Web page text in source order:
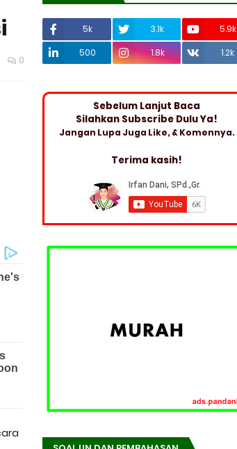
0
5k 3.1k
5.9k
500
1.8k 1.2k
Sebelum Lanjut Baca
Silahkan Subscribe Dulu Ya!
Jangan Lupa Juga Like, & Komennya.
Terima kasih!